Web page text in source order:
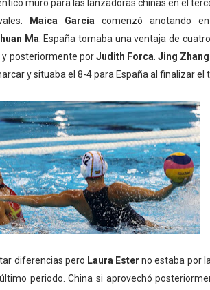
muro para las lanzadoras chinas en el
Maica García comenzó anotando
Ma . España tomaba una ventaja de
posteriormente porJudith Forca .Jing Zhang
y situaba el 8-4 para España al finalizar el
diferencias pero Laura Ester no estaba por
periodo. China si aprovechó